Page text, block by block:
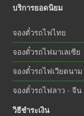
บริการยอดนิยม
จองตั๋วรถไฟไทย
จองตั๋วรถไฟมาเลเซีย
จองตั๋วรถไฟเวียดนาม
จองตั๋วรถไฟลาว - จีน
วิธีชำระเงิน